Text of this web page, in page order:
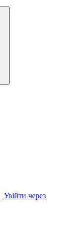
Увійти через